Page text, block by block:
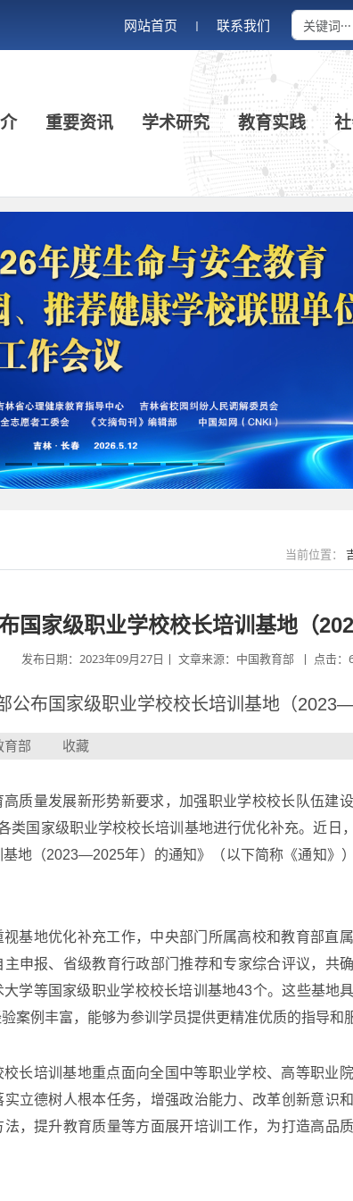
网站首页 丨 联系我们
重要资讯 学术研究 教育实践
当前位置：
国家级职业学校校长培训基地（
发布日期：2023年09月27日丨 文章来源：中国教育部 丨 点击：
公布国家级职业学校校长培训基地（
部 收藏
量发展新形势新要求，加强职业学校校长队伍建
类国家级职业学校校长培训基地进行优化补充。近日
基地（2023—2025年）的通知》（以下简称《通知》
地优化补充工作，中央部门所属高校和教育部直
申报、省级教育行政部门推荐和专家综合评议，共
学等国家级职业学校校长培训基地43个。这些基地
案例丰富，能够为参训学员提供更精准优质的指导和
培训基地重点面向全国中等职业学校、高等职业
实立德树人根本任务，增强政治能力、改革创新意识
，提升教育质量等方面展开培训工作，为打造高品